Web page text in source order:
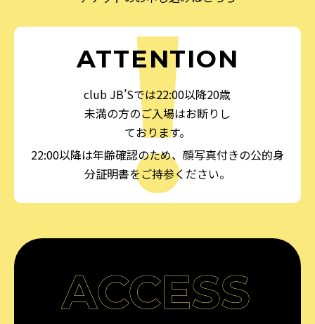
ATTENTION
club JB’Sでは22:00以降20歳
未満の方のご入場はお断りし
ております。
22:00以降は年齢確認のため、顔写真付きの公的身
分証明書をご持参ください。
ACCESS